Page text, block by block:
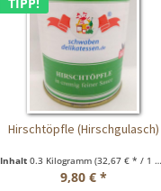
Hirschtöpfle (Hirschgulasch)
Inhalt 0.3 Kilogramm (32,67 € * / 1 Kilogramm)
9,80 € *